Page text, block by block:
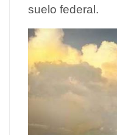
suelo federal.